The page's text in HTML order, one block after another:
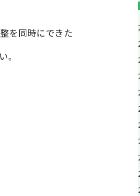
を同時にできた